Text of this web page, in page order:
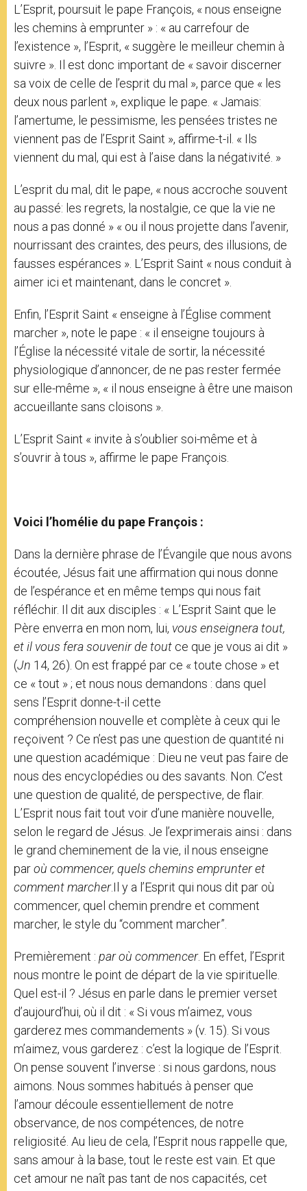
L’Esprit, poursuit le pape François, « nous enseigne
les chemins à emprunter » : « au carrefour de
l’existence », l’Esprit, « suggère le meilleur chemin à
suivre ». Il est donc important de « savoir discerner
sa voix de celle de l’esprit du mal », parce que « les
deux nous parlent », explique le pape. « Jamais:
l’amertume, le pessimisme, les pensées tristes ne
viennent pas de l’Esprit Saint », affirme-t-il. « Ils
viennent du mal, qui est à l’aise dans la négativité. »
L’esprit du mal, dit le pape, « nous accroche souvent
au passé: les regrets, la nostalgie, ce que la vie ne
nous a pas donné » « ou il nous projette dans l’avenir,
nourrissant des craintes, des peurs, des illusions, de
fausses espérances ». L’Esprit Saint « nous conduit à
aimer ici et maintenant, dans le concret ».
Enfin, l’Esprit Saint « enseigne à l’Église comment
marcher », note le pape : « il enseigne toujours à
l’Église la nécessité vitale de sortir, la nécessité
physiologique d’annoncer, de ne pas rester fermée
sur elle-même », « il nous enseigne à être une maison
accueillante sans cloisons ».
L’Esprit Saint « invite à s’oublier soi-même et à
s’ouvrir à tous », affirme le pape François.
Voici l’homélie du pape François :
Dans la dernière phrase de l’Évangile que nous avons
écoutée, Jésus fait une affirmation qui nous donne
de l’espérance et en même temps qui nous fait
réfléchir. Il dit aux disciples : « L’Esprit Saint que le
Père enverra en mon nom, lui, vous enseignera tout,
et il vous fera souvenir de tout ce que je vous ai dit »
(Jn 14, 26). On est frappé par ce « toute chose » et
ce « tout » ; et nous nous demandons : dans quel
sens l’Esprit donne-t-il cette
compréhension nouvelle et complète à ceux qui le
reçoivent ? Ce n’est pas une question de quantité ni
une question académique : Dieu ne veut pas faire de
nous des encyclopédies ou des savants. Non. C’est
une question de qualité, de perspective, de flair.
L’Esprit nous fait tout voir d’une manière nouvelle,
selon le regard de Jésus. Je l’exprimerais ainsi : dans
le grand cheminement de la vie, il nous enseigne
paroù commencer, quels chemins emprunter et
comment marcher.Il y a l’Esprit qui nous dit par où
commencer, quel chemin prendre et comment
marcher, le style du “comment marcher”.
Premièrement : par où commencer. En effet, l’Esprit
nous montre le point de départ de la vie spirituelle.
Quel est-il ? Jésus en parle dans le premier verset
d’aujourd’hui, où il dit : « Si vous m’aimez, vous
garderez mes commandements » (v. 15). Si vous
m’aimez, vous garderez : c’est la logique de l’Esprit.
On pense souvent l’inverse : si nous gardons, nous
aimons. Nous sommes habitués à penser que
l’amour découle essentiellement de notre
observance, de nos compétences, de notre
religiosité. Au lieu de cela, l’Esprit nous rappelle que,
sans amour à la base, tout le reste est vain. Et que
cet amour ne naît pas tant de nos capacités, cet